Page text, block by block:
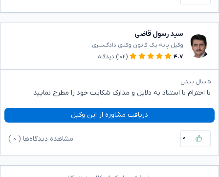
سید رسول قاضی
وکیل پایه یک کانون وکلای دادگستری
۴.۷
(۱۰۲) دیدگاه
۵ سال پیش
با احترام با استناد به دلایل و مدارک شکایت خود را مطرح نمایید
دریافت مشاوره از این وکیل
۰ مشاهده دیدگاه‌ها ( ۰